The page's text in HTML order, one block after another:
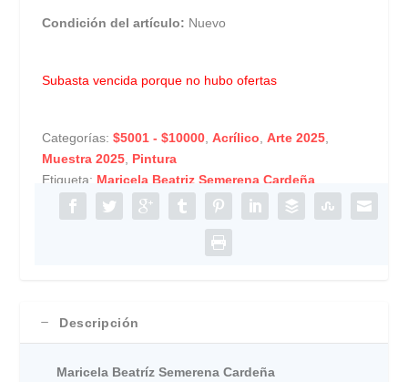
Condición del artículo: Nuevo
Subasta vencida porque no hubo ofertas
Categorías:$5001 - $10000,Acrílico,Arte 2025,
Muestra 2025, Pintura
Etiqueta: Maricela Beatriz Semerena Cardeña
Descripción
Maricela Beatríz Semerena Cardeña